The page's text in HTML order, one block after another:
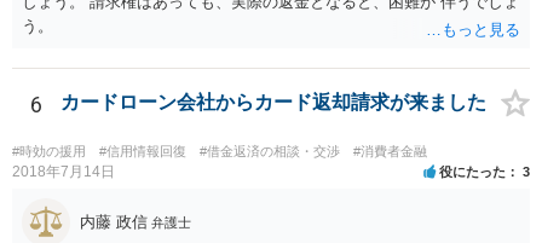
る必要はなくなるため，借金の返済に充てていた分を弁護士費用に充
てることが可能です。 【④の回答】 手続上の注意点が多いため，ご自
とをお勧めします。
う。
6 カードローン会社からカード返却請求が来ました
#時効の援用 #信用情報回復 #借金返済の相談・交渉 #消費者金融
2018年7月14日 役にたった 3
内藤 政信 弁護士